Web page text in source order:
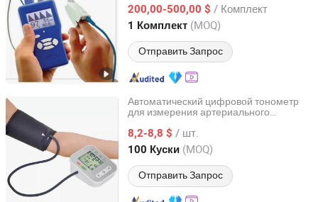
200,00-500,00 $ / Комплект
1 Комплект (MOQ)
Отправить Запрос
Jiangsu, China с 2010
Автоматический цифровой тонометр
для измерения артериального
пульсометр, измеритель сердечного
ритма
8,2-8,8 $ / шт.
100 Куски (MOQ)
Отправить Запрос
Ningbo E-Fitness Import & Export Co., Ltd.
Zhejiang, China с 2021